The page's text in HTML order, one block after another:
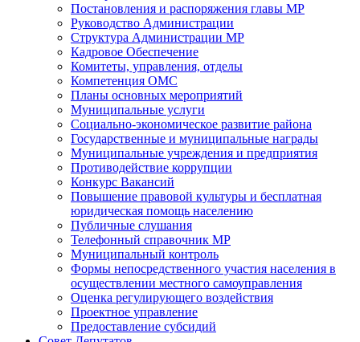
Постановления и распоряжения главы МР
Руководство Администрации
Структура Администрации МР
Кадровое Обеспечение
Комитеты, управления, отделы
Компетенция ОМС
Планы основных мероприятий
Муниципальные услуги
Социально-экономическое развитие района
Государственные и муниципальные награды
Муниципальные учреждения и предприятия
Противодействие коррупции
Конкурс Вакансий
Повышение правовой культуры и бесплатная
юридическая помощь населению
Публичные слушания
Телефонный справочник МР
Муниципальный контроль
Формы непосредственного участия населения в
осуществлении местного самоуправления
Оценка регулирующего воздействия
Проектное управление
Предоставление субсидий